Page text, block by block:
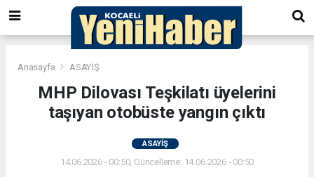
Anasayfa ASAYİŞ
MHP Dilovası Teşkilatı üyelerini
taşıyan otobüste yangın çıktı
ASAYİŞ
14.06.2026 - 00:50, Güncelleme: 14.06.2026 - 00:50